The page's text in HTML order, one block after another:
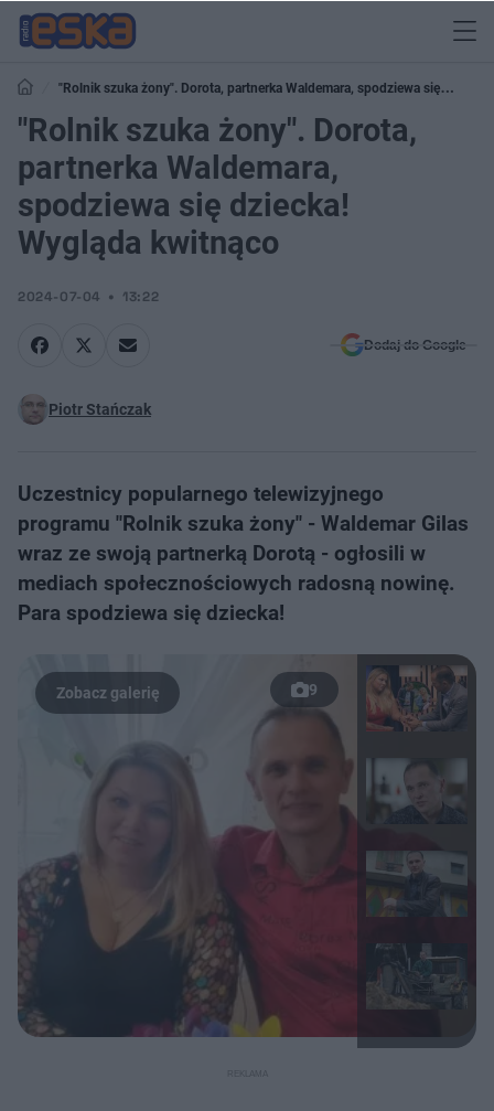
"Rolnik szuka żony". Dorota, partnerka Waldemara, spodziewa się
dziecka! Wygląda kwitnąco
"Rolnik szuka żony". Dorota,
partnerka Waldemara,
spodziewa się dziecka!
Wygląda kwitnąco
2024-07-04 13:22
Dodaj do Google
Piotr Stańczak
Uczestnicy popularnego telewizyjnego
programu "Rolnik szuka żony" - Waldemar Gilas
wraz ze swoją partnerką Dorotą - ogłosili w
mediach społecznościowych radosną nowinę.
Para spodziewa się dziecka!
9